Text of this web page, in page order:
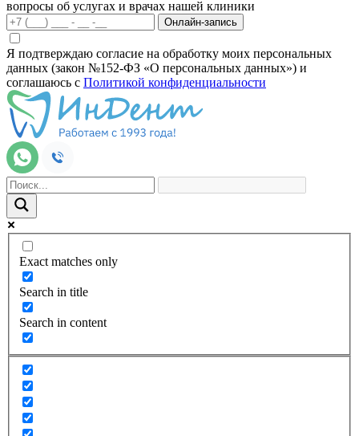
вопросы об услугах и врачах нашей клиники
Онлайн-запись
Я подтверждаю согласие на обработку моих персональных
данных (закон №152-ФЗ «О персональных данных») и
соглашаюсь с Политикой конфиденциальности
Exact matches only
Search in title
Search in content